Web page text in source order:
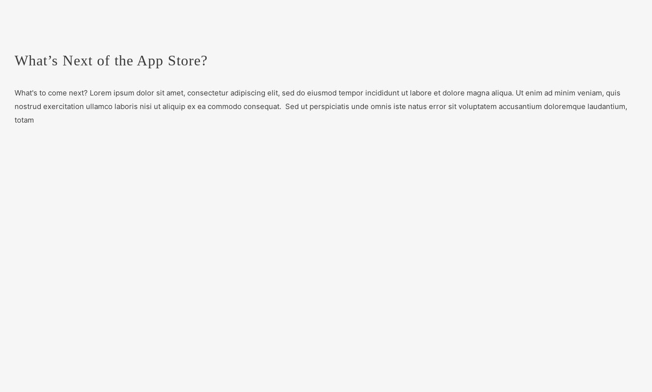
What’s Next of the App Store?
What's to come next? Lorem ipsum dolor sit amet, consectetur adipiscing elit, sed do eiusmod tempor incididunt ut labore et dolore magna aliqua. Ut enim ad minim veniam, quis
nostrud exercitation ullamco laboris nisi ut aliquip ex ea commodo consequat. Sed ut perspiciatis unde omnis iste natus error sit voluptatem accusantium doloremque laudantium,
totam